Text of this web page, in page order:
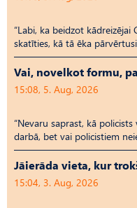
“Labi, ka beidzot kādreizējai
skatīties, kā tā ēka
Vai, novelkot formu,
15:08, 5. Aug, 2026
“Nevaru saprast, kā
darbā, bet vai policistiem
Jāierāda vieta, kur
15:04, 3. Aug, 2026